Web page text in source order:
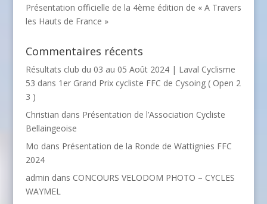
Présentation officielle de la 4ème édition de « A Travers
les Hauts de France »
Commentaires récents
Résultats club du 03 au 05 Août 2024 | Laval Cyclisme
53 dans 1er Grand Prix cycliste FFC de Cysoing ( Open 2
3 )
Christian dans Présentation de l’Association Cycliste
Bellaingeoise
Mo dans Présentation de la Ronde de Wattignies FFC
2024
admin dans CONCOURS VELODOM PHOTO – CYCLES
WAYMEL